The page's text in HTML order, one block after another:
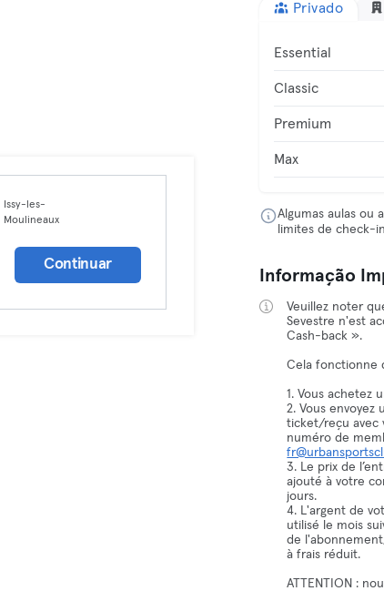
Issy-les-
Moulineaux
Continuar
Privado
Essential
Classic
Premium
Max
Algumas aulas ou
limites de check-
Informação
Veuillez noter
Sevestre n'est
Cash-back ».
Cela fonctionne
1. Vous achetez
2. Vous envoyez
ticket/reçu avec
numéro de
3. Le prix de
ajouté à votre
jours.
4. L'argent de
utilisé le mois
de
à frais réduit.
ATTENTION :